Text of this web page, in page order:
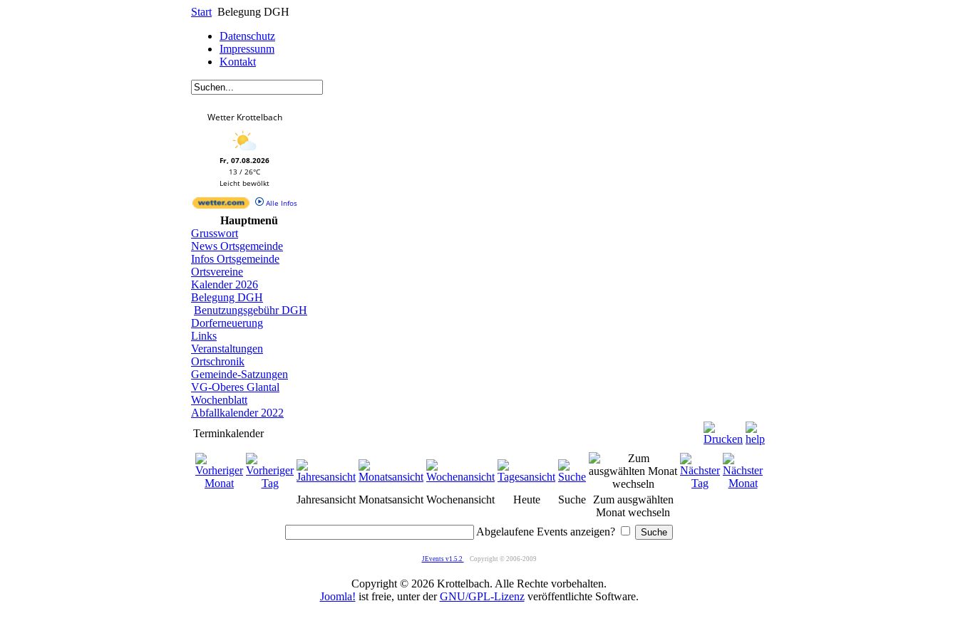
Start Belegung DGH
Datenschutz
Impressunm
Kontakt
Wetter Krottelbach
Fr, 07.08.2026
13 / 26°C
Leicht bewölkt
Alle Infos
Hauptmenü
Grusswort
News Ortsgemeinde
Infos Ortsgemeinde
Ortsvereine
Kalender 2026
Belegung DGH
Benutzungsgebühr DGH
Dorferneuerung
Links
Veranstaltungen
Ortschronik
Gemeinde-Satzungen
VG-Oberes Glantal
Wochenblatt
Abfallkalender 2022
Terminkalender
Jahresansicht Monatsansicht Wochenansicht Heute Suche
Zum ausgwählten
Monat wechseln
Abgelaufene Events anzeigen?
JEvents v1.5.2 Copyright © 2006-2009
Copyright © 2026 Krottelbach. Alle Rechte vorbehalten.
Joomla! ist freie, unter derGNU/GPL-Lizenzveröffentlichte Software.